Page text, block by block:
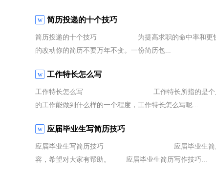
简历投递的十个技巧
简历投递的十个技巧 为提高求职的命中率和更快的
的改动你的简历不要万年不变。一份简历包...
工作特长怎么写
工作特长怎么写 工作特长所指的是个人在工作
的工作能做到什么样的一个程度，工作特长怎么写呢...
应届毕业生写简历技巧
应届毕业生写简历技巧 应届毕业生简历应该怎
容，希望对大家有帮助。 应届毕业生简历写作技巧...